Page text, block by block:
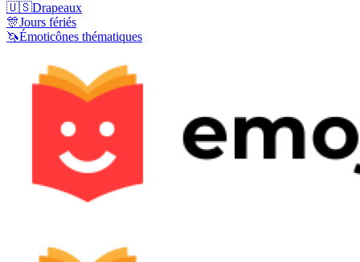
🇺🇸Drapeaux
🎊Jours fériés
🦄Émoticônes thématiques